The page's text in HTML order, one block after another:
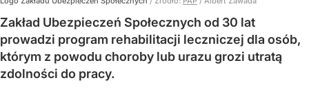
Zakład Ubezpieczeń Społecznych od 30 lat
prowadzi program rehabilitacji leczniczej dla osób,
którym z powodu choroby lub urazu grozi utratą
zdolności do pracy.